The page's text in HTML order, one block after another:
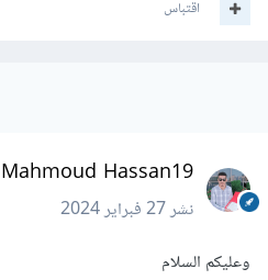
اقتباس
Mahmoud Hassan19
نشر27 فبراير 2024
وعليكم السلام